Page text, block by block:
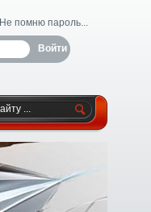
Не помню пароль...